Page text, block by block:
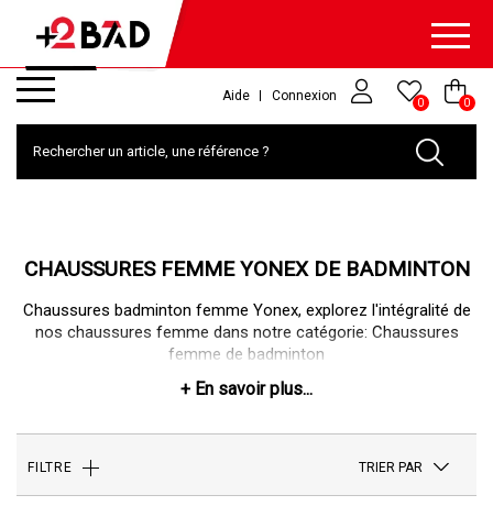
Aide Connexion 0 0
CHAUSSURES FEMME YONEX DE BADMINTON
Chaussures badminton femme Yonex, explorez l'intégralité de
nos chaussures femme dans notre catégorie: Chaussures
femme de badminton
FILTRE TRIER PAR